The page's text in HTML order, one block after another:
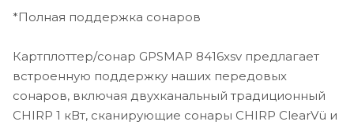
Картплоттер GPSMAP 8416xsv включает процессор
отрисовку карт, отличные сетевые возможности,
распределение видео и прочее. Встроенная
технология Wi-Fi позволяет подключаться к
бесплатному приложению ActiveCaptain® для
*Полная поддержка сонаров
Картплоттер/сонар GPSMAP 8416xsv предлагает
встроенную поддержку наших передовых
сонаров, включая двухканальный традиционный
CHIRP 1 кВт, сканирующие сонары CHIRP ClearVü и